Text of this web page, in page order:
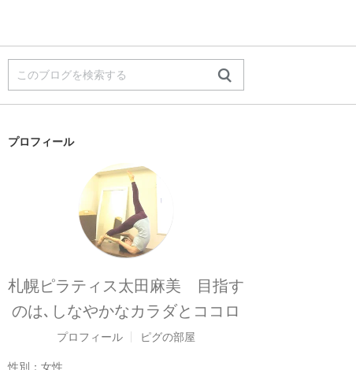
プロフィール
札幌ピラティス太田麻美 目指す
のは､しなやかなカラダとココロ
プロフィール ピグの部屋
性別： 女性